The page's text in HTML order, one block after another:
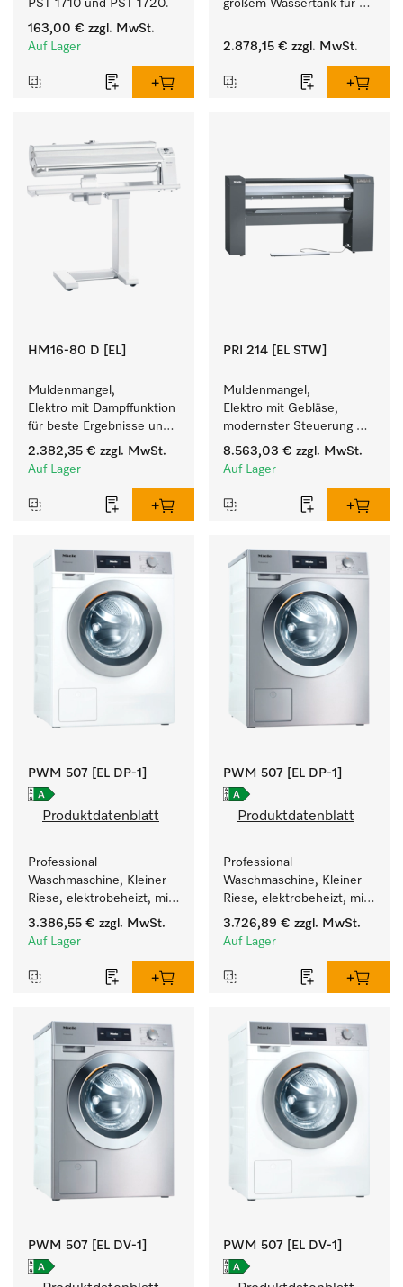
PST 1710 und PST 1720.
163,00 € zzgl. MwSt.
Auf Lager
großem Wassertank für
perfekte
2.878,15 € zzgl. MwSt.
HM16-80 D [EL]
Muldenmangel,
Elektro mit Dampffunktion
für beste Ergebnisse und
höchsten Komfort.
2.382,35 € zzgl. MwSt.
Auf Lager
PRI 214 [EL STW]
Muldenmangel,
Elektro mit Gebläse,
modernster Steuerung
und flexibler Bedienhöhe.
8.563,03 € zzgl. MwSt.
Auf Lager
PWM 507 [EL DP-1]
Produktdatenblatt
Professional
Waschmaschine, Kleiner
Riese, elektrobeheizt, mit
Ablaufpumpe und
zielgruppenspezifischen
Leistung 7 kg  in 49 min .
3.386,55 € zzgl. MwSt.
Auf Lager
PWM 507 [EL DP-1]
Produktdatenblatt
Professional
Waschmaschine, Kleiner
Riese, elektrobeheizt, mit
Ablaufpumpe und
zielgruppenspezifischen
Leistung 7 kg  in 49 min .
3.726,89 € zzgl. MwSt.
Auf Lager
PWM 507 [EL DV-1] PWM 507 [EL DV-1]